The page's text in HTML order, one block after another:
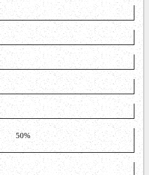
50%